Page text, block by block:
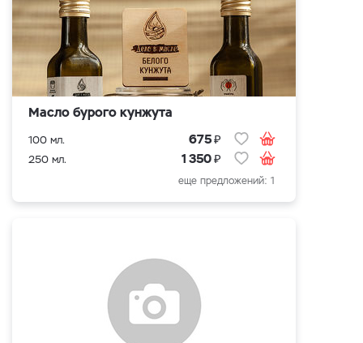
Масло бурого кунжута
100 мл. 675₽
250 мл. 1 350₽
еще предложений: 1